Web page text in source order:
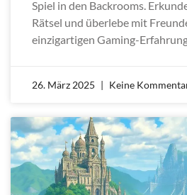
Spiel in den Backrooms.
Rätsel und überlebe mit
einzigartigen Gaming-
26. März 2025 Keine